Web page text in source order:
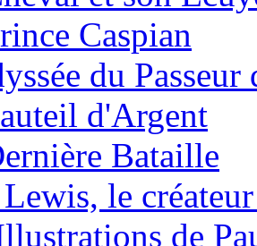
Caspian
du
d'Argent
Bataille
le
de